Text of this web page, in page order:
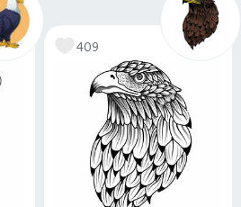
409